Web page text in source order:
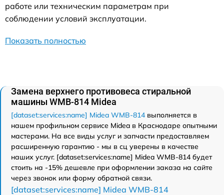
работе или техническим параметрам при
соблюдении условий эксплуатации.
Показать полностью
Замена верхнего противовеса стиральной
машины WMB-814 Midea
[dataset:services:name] Midea WMB-814 выполняется в
нашем профильном сервисе Midea в Краснодаре опытными
мастерами. На все виды услуг и запчасти предоставляем
расширенную гарантию - мы в сц уверены в качестве
наших услуг. [dataset:services:name] Midea WMB-814 будет
стоить на -15% дешевле при оформлении заказа на сайте
через звонок или форму обратной связи.
[dataset:services:name] Midea WMB-814